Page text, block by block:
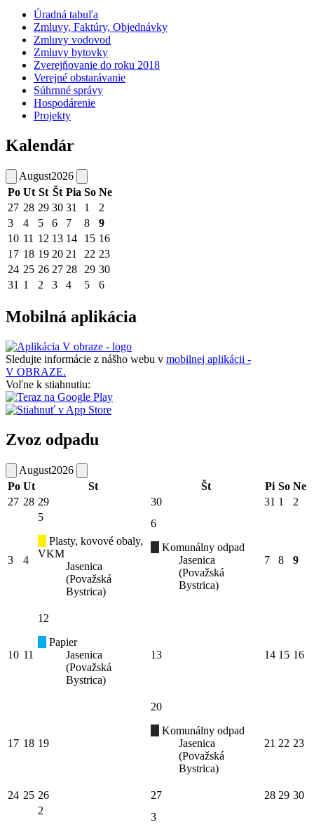
Úradná tabuľa
Zmluvy, Faktúry, Objednávky
Zmluvy vodovod
Zmluvy bytovky
Zverejňovanie do roku 2018
Verejné obstarávanie
Súhrnné správy
Hospodárenie
Projekty
Kalendár
August2026
Po Ut St Št Pia So Ne
27 28 29 30 31 1
2
3
4 5 6 7 8
9
10 11 12 13 14 15 16
17 18 19 20 21 22 23
24 25 26 27 28 29 30
31 1 2 3 4 5 6
Mobilná aplikácia
Sledujte informácie z nášho webu v mobilnej aplikácii -
V OBRAZE.
Voľne k stiahnutiu:
Zvoz odpadu
August2026
Po Ut St Št Pi So Ne
27 28 29 30 31 1 2
3 4
5
Plasty, kovové obaly,
VKM
Jasenica
(Považská
Bystrica)
6
Komunálny odpad
Jasenica
(Považská
Bystrica)
7 8 9
10 11
12
Papier
Jasenica
(Považská
Bystrica)
13 14 15 16
17 18 19
20
Komunálny odpad
Jasenica
(Považská
Bystrica)
21 22 23
24 25 26 27 28 29 30
2
3